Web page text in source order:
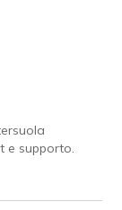
e supporto.